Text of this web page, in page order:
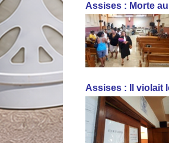
Assises : Morte
Assises : Il violait